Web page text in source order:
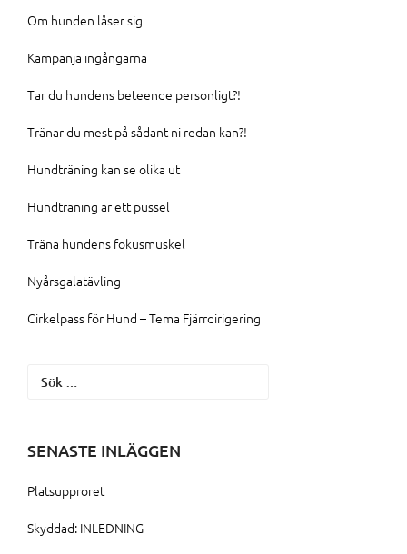
Om hunden låser sig
Kampanja ingångarna
Tar du hundens beteende personligt?!
Tränar du mest på sådant ni redan kan?!
Hundträning kan se olika ut
Hundträning är ett pussel
Träna hundens fokusmuskel
Nyårsgalatävling
Cirkelpass för Hund – Tema Fjärrdirigering
Sök
SENASTE INLÄGGEN
Platsupproret
Skyddad: INLEDNING